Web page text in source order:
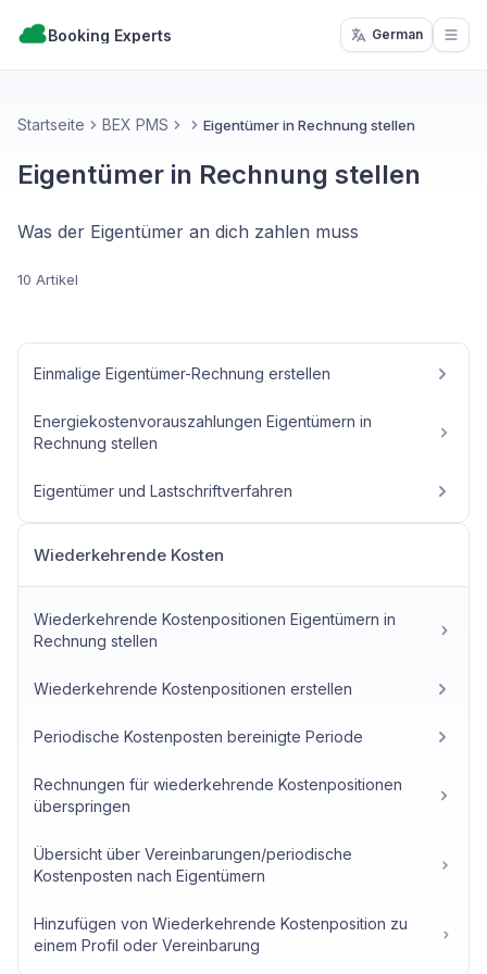
Booking Experts German
Startseite BEX PMS Eigentümer in Rechnung stellen
Eigentümer in Rechnung stellen
Was der Eigentümer an dich zahlen muss
10 Artikel
Einmalige Eigentümer-Rechnung erstellen
Energiekostenvorauszahlungen Eigentümern in
Rechnung stellen
Eigentümer und Lastschriftverfahren
Wiederkehrende Kosten
Wiederkehrende Kostenpositionen Eigentümern in
Rechnung stellen
Wiederkehrende Kostenpositionen erstellen
Periodische Kostenposten bereinigte Periode
Rechnungen für wiederkehrende Kostenpositionen
überspringen
Übersicht über Vereinbarungen/periodische
Kostenposten nach Eigentümern
Hinzufügen von Wiederkehrende Kostenposition zu
einem Profil oder Vereinbarung